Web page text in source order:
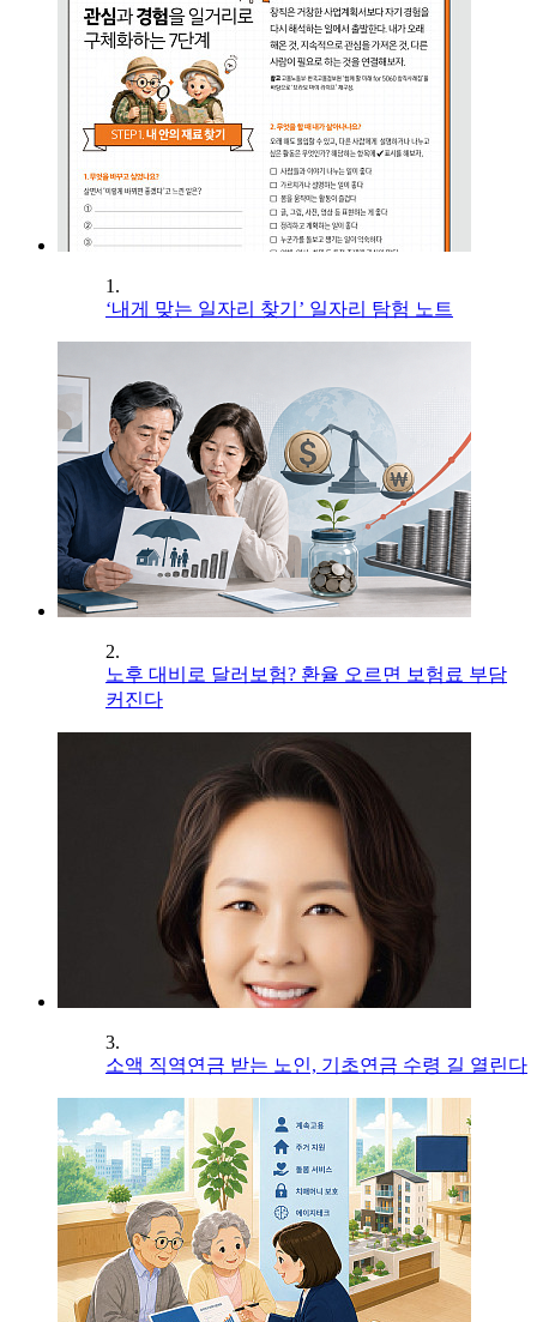
1.
‘내게 맞는 일자리 찾기’ 일자리 탐험 노트
2.
노후 대비로 달러보험? 환율 오르면 보험료 부담
커진다
3.
소액 직역연금 받는 노인, 기초연금 수령 길 열린다